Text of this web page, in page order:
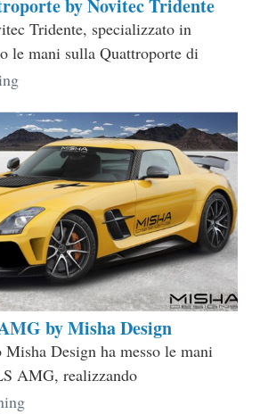
by Novitec Tridente
Tridente, specializzato in
le mani sulla Quattroporte di
by Misha Design
Design ha messo le mani
AMG, realizzando